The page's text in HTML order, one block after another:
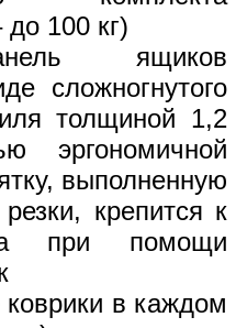
100 кг)
ящиков
сложногнутого
толщиной 1,2
эргономичной
выполненную
крепится к
при помощи
в каждом